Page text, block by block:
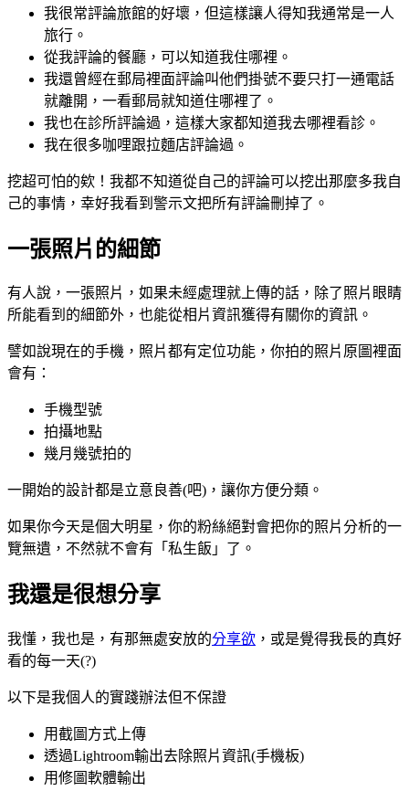
我很常評論旅館的好壞，但這樣讓人得知我通常是一人
旅行。
從我評論的餐廳，可以知道我住哪裡。
我還曾經在郵局裡面評論叫他們掛號不要只打一通電話
就離開，一看郵局就知道住哪裡了。
我也在診所評論過，這樣大家都知道我去哪裡看診。
我在很多咖哩跟拉麵店評論過。
挖超可怕的欸！我都不知道從自己的評論可以挖出那麼多我自
己的事情，幸好我看到警示文把所有評論刪掉了。
一張照片的細節
有人說，一張照片，如果未經處理就上傳的話，除了照片眼睛
所能看到的細節外，也能從相片資訊獲得有關你的資訊。
譬如說現在的手機，照片都有定位功能，你拍的照片原圖裡面
會有：
手機型號
拍攝地點
幾月幾號拍的
一開始的設計都是立意良善(吧)，讓你方便分類。
如果你今天是個大明星，你的粉絲絕對會把你的照片分析的一
覽無遺，不然就不會有「私生飯」了。
我還是很想分享
我懂，我也是，有那無處安放的分享欲 ，或是覺得我長的真好
看的每一天(?)
以下是我個人的實踐辦法但不保證
用截圖方式上傳
透過Lightroom輸出去除照片資訊(手機板)
用修圖軟體輸出